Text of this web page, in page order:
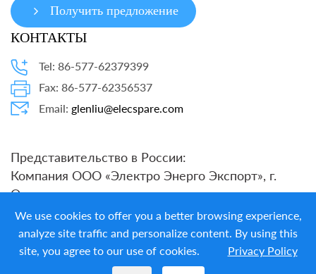
Получить предложение
КОНТАКТЫ
Tel: 86-577-62379399
Fax: 86-577-62356537
Email: glenliu@elecspare.com
Представительство в России:
Компания ООО «Электро Энерго Экспорт», г.
Омск
тел.: +7 904 078-15-67
E-mail:energo55@list.ru
We use cookies to offer you a better browsing experience,
analyze site traffic and personalize content. By using this
site, you agree to our use of cookies. Privacy Policy